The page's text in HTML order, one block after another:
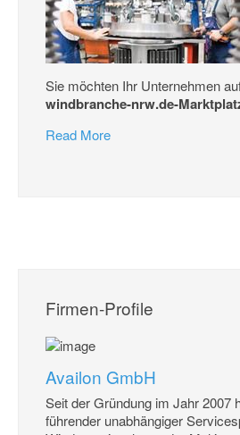
Sie möchten Ihr Unternehmen
windbranche-nrw.de-
Read More
Firmen-Profile
Availon GmbH
Seit der Gründung im Jahr 2007
führender unabhängiger